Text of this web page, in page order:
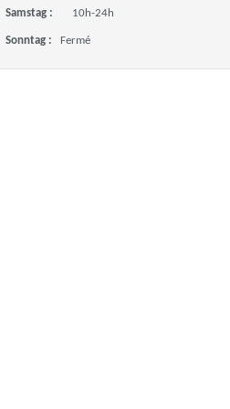
Samstag : 10h-24h
Sonntag : Fermé